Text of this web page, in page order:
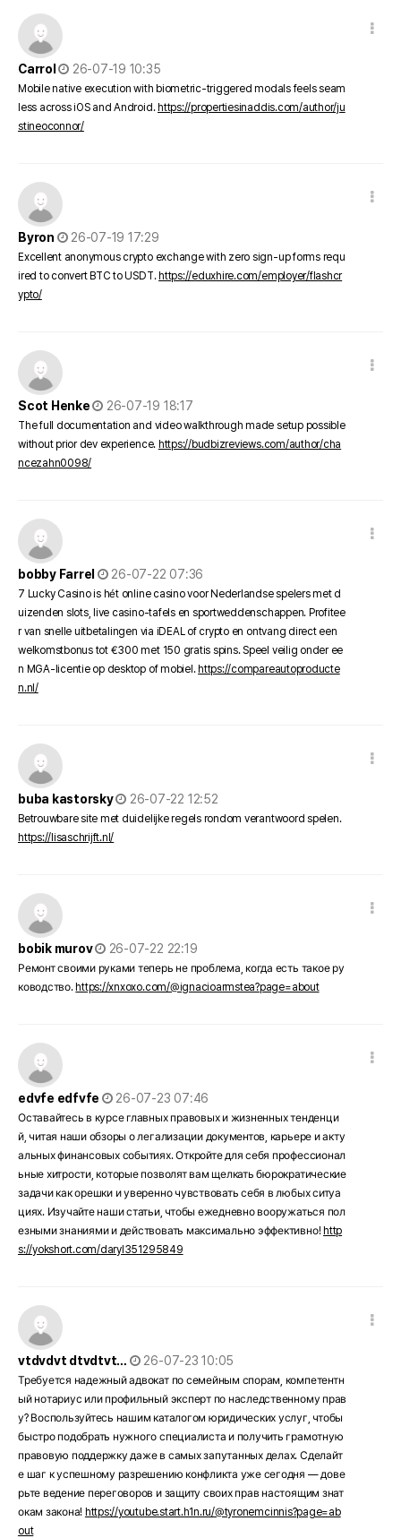
Carrol
작성일
26-07-19 10:35
Mobile native execution with biometric-triggered modals feels seam
less across iOS and Android. https://propertiesinaddis.com/author/ju
stineoconnor/
Byron
작성일
26-07-19 17:29
Excellent anonymous crypto exchange with zero sign-up forms requ
ired to convert BTC to USDT. https://eduxhire.com/employer/flashcr
ypto/
Scot Henke
작성일
26-07-19 18:17
The full documentation and video walkthrough made setup possible
without prior dev experience. https://budbizreviews.com/author/cha
ncezahn0098/
bobby Farrel
작성일
26-07-22 07:36
7 Lucky Casino is hét online casino voor Nederlandse spelers met d
uizenden slots, live casino-tafels en sportweddenschappen. Profitee
r van snelle uitbetalingen via iDEAL of crypto en ontvang direct een
welkomstbonus tot €300 met 150 gratis spins. Speel veilig onder ee
n MGA-licentie op desktop of mobiel. https://compareautoproducte
n.nl/
buba kastorsky
작성일
26-07-22 12:52
Betrouwbare site met duidelijke regels rondom verantwoord spelen.
https://lisaschrijft.nl/
bobik murov
작성일
26-07-22 22:19
Ремонт своими руками теперь не проблема, когда есть такое ру
ководство. https://xnxoxo.com/@ignacioarmstea?page=about
edvfe edfvfe
작성일
26-07-23 07:46
Оставайтесь в курсе главных правовых и жизненных тенденци
й, читая наши обзоры о легализации документов, карьере и акту
альных финансовых событиях. Откройте для себя профессионал
ьные хитрости, которые позволят вам щелкать бюрократические
задачи как орешки и уверенно чувствовать себя в любых ситуа
циях. Изучайте наши статьи, чтобы ежедневно вооружаться пол
езными знаниями и действовать максимально эффективно! http
s://yokshort.com/daryl351295849
vtdvdvt dtvdtvt…
작성일
26-07-23 10:05
Требуется надежный адвокат по семейным спорам, компетентн
ый нотариус или профильный эксперт по наследственному прав
у? Воспользуйтесь нашим каталогом юридических услуг, чтобы
быстро подобрать нужного специалиста и получить грамотную
правовую поддержку даже в самых запутанных делах. Сделайт
е шаг к успешному разрешению конфликта уже сегодня — дове
рьте ведение переговоров и защиту своих прав настоящим знат
окам закона! https://youtube.start.h1n.ru/@tyronemcinnis?page=ab
out